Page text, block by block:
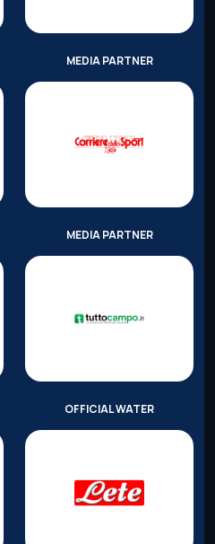
MEDIA PARTNER
MEDIA PARTNER
OFFICIAL WATER